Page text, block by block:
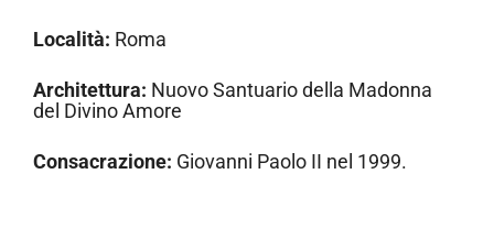
Località: Roma
Architettura: Nuovo Santuario della Madonna
del Divino Amore
Consacrazione: Giovanni Paolo II nel 1999.